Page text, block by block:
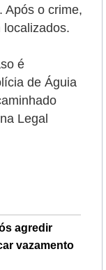
Após o crime,
é
de Águia
Legal
agredir
vazamento